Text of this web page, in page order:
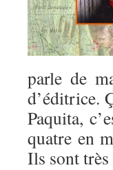
parle de
d’éditrice.
Paquita,
quatre en
Ils sont très